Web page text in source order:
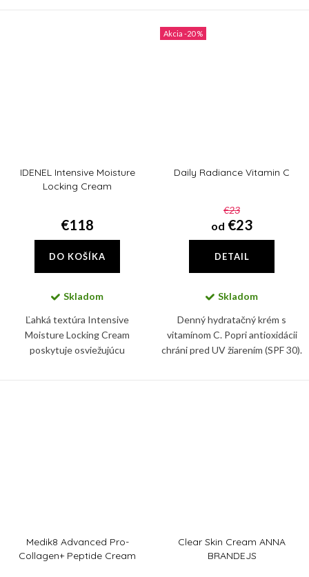
pokožke, redukuje...
IDENEL Intensive Moisture
Locking Cream
€118
DO KOŠÍKA
Skladom
Ľahká textúra Intensive
Moisture Locking Cream
poskytuje osviežujúcu
-20 %
Daily Radiance Vitamin C
€23
od €23
DETAIL
Skladom
Denný hydratačný krém s
vitamínom C. Popri antioxidácii
chráni pred UV žiarením (SPF 30).
Medik8 Advanced Pro-
Collagen+ Peptide Cream
Clear Skin Cream ANNA
BRANDEJS